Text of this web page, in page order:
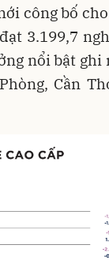
công bố
3.199,7
nổi bật ghi
Cần